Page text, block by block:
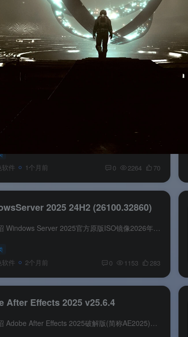
2025 25H2 (26200.33158)
2025 官方版 26年6月
软件 1个月前 0 2264 70
2025 24H2 (26100.32860)
系统介绍 Windows Server 2025官方原版ISO镜像2026年4月更新版（内部版本 26100.32860）是微软官方发布的月度更新集成版。该镜像适用于部署虚拟化平台、企业应用服务器、数据库及云数据中心等环...
软件 2个月前 0 1153 283
After Effects 2025 v25.6.4
软件介绍 Adobe After Effects 2025破解版(简称AE2025)是一款动态图形处理软件及视频特效合成软件的视频后期制作软件.Adobe After Effects中文破解版用来创建动态图形和视觉特效合成,支持2D及3D...